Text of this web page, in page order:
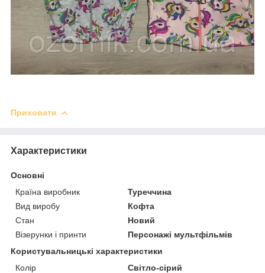
Приховати
Характеристики
Основні
Країна виробник
Туреччина
Вид виробу
Кофта
Стан
Новий
Візерунки і принти
Персонажі мультфільмів
Користувальницькі характеристики
Колір
Світло-сірий